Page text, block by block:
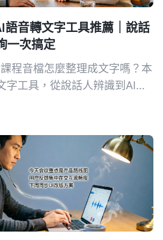
語音轉文字工具推薦｜說話
一次搞定
程音檔怎麼整理成文字嗎？本
字工具，從說話人辨識到AI對